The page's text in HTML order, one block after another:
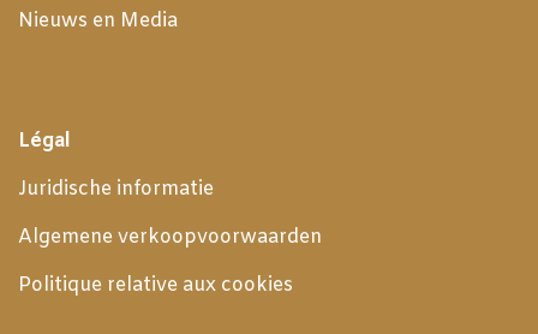
Nieuws en Media
Légal
Juridische informatie
Algemene verkoopvoorwaarden
Politique relative aux cookies